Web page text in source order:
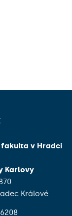
fakulta v Hradci
Karlovy
Králové